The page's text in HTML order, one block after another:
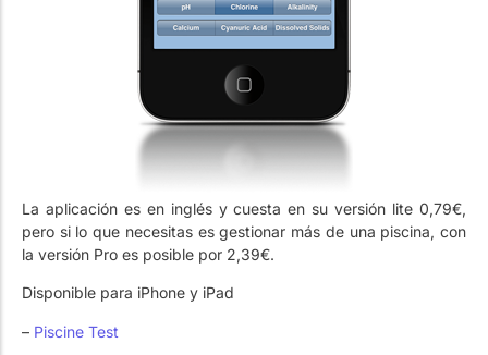
La aplicación es en inglés y cuesta en su versión lite 0,79€,
pero si lo que necesitas es gestionar más de una piscina, con
la versión Pro es posible por 2,39€.
Disponible para iPhone y iPad
– Piscine Test